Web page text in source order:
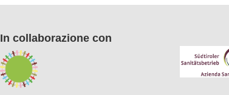
In collaborazione con